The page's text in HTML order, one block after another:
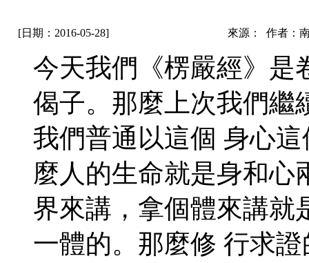
[日期：2016-05-28] 來源： 作者：
今天我們《楞嚴經》是
偈子。那麼上次我們繼
我們普通以這個 身心
麼人的生命就是身和心
界來講，拿個體來講就
一體的。那麼修 行求